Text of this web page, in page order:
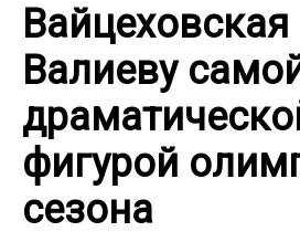
Валиеву
фигурой
сезона